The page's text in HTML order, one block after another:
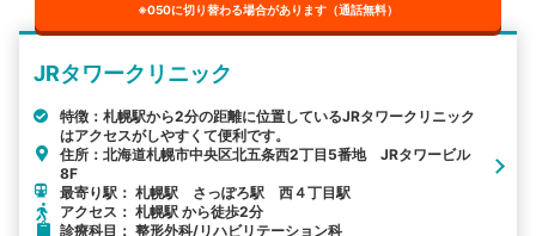
※050に切り替わる場合があります（通話無料）
JRタワークリニック
特徴：札幌駅から2分の距離に位置しているJRタワークリニック
はアクセスがしやすくて便利です。
住所：北海道札幌市中央区北五条西2丁目5番地 JRタワービル
8F
最寄り駅： 札幌駅 さっぽろ駅 西４丁目駅
アクセス： 札幌駅 から徒歩2分
診療科目： 整形外科/リハビリテーション科